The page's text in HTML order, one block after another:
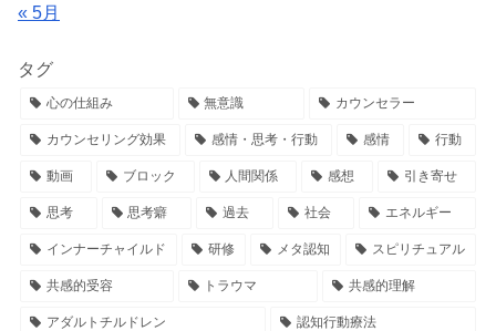
« 5月
タグ
心の仕組み 無意識 カウンセラー
カウンセリング効果 感情・思考・行動 感情 行動
動画 ブロック 人間関係 感想 引き寄せ
思考 思考癖 過去 社会 エネルギー
インナーチャイルド 研修 メタ認知 スピリチュアル
共感的受容 トラウマ 共感的理解
アダルトチルドレン 認知行動療法